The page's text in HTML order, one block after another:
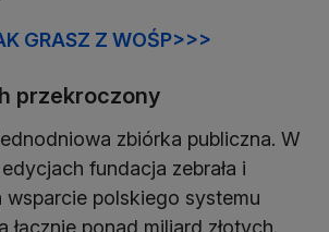
GRASZ Z WOŚP>>>
przekroczony
zbiórka publiczna. W
fundacja zebrała i
wsparcie polskiego systemu